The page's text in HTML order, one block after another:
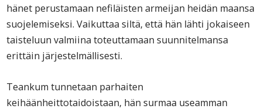
hänet perustamaan nefiläisten armeijan heidän maansa
suojelemiseksi. Vaikuttaa siltä, että hän lähti jokaiseen
taisteluun valmiina toteuttamaan suunnitelmansa
erittäin järjestelmällisesti.
Teankum tunnetaan parhaiten
keihäänheittotaidoistaan, hän surmaa useamman